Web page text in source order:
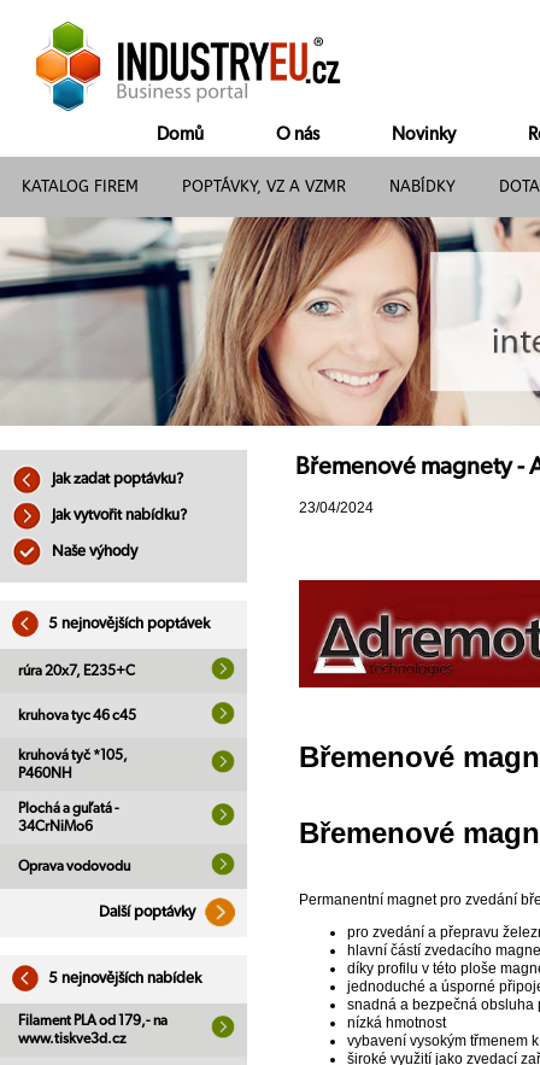
Domů O nás Novinky
KATALOG FIREM POPTÁVKY, VZ A VZMR NABÍDKY
Jak zadat poptávku?
Jak vytvořit nabídku?
Naše výhody
5 nejnovějších poptávek
rúra 20x7, E235+C
kruhova tyc 46 c45
kruhová tyč *105,
P460NH
Plochá a guľatá -
34CrNiMo6
Oprava vodovodu
Další poptávky
5 nejnovějších nabídek
Filament PLA od 179,- na
www.tiskve3d.cz
Břemenové magnety -
23/04/2024
Břemenové
Břemenové
Permanentní magnet pro zvedání
pro zvedání a přepravu
hlavní částí zvedacího
díky profilu v této ploše
jednoduché a úsporné
snadná a bezpečná obsluha
nízká hmotnost
vybavení vysokým třmenem
široké využití jako zvedací